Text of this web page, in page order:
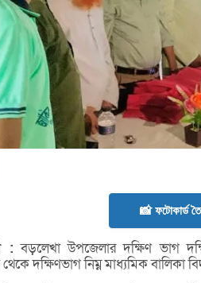
📸 ফটোকার্ড
: বড়লেখা উপজেলার দক্ষিণ ভাগ
দক্ষিণভাগ নিম্ন মাধ্যমিক বালিকা